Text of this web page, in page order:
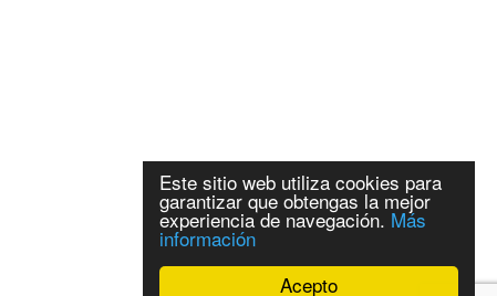
Acepto
Este sitio web utiliza cookies para
garantizar que obtengas la mejor
experiencia de navegación. Más
información